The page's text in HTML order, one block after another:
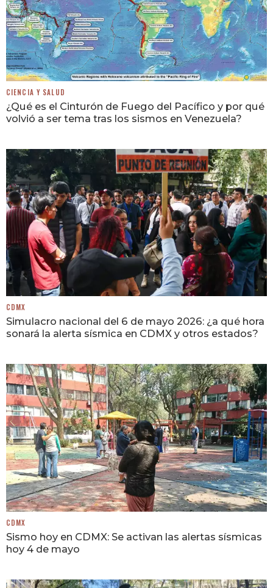
CIENCIA Y SALUD
¿Qué es el Cinturón de Fuego del Pacífico y por qué
volvió a ser tema tras los sismos en Venezuela?
CDMX
Simulacro nacional del 6 de mayo 2026: ¿a qué hora
sonará la alerta sísmica en CDMX y otros estados?
CDMX
Sismo hoy en CDMX: Se activan las alertas sísmicas
hoy 4 de mayo